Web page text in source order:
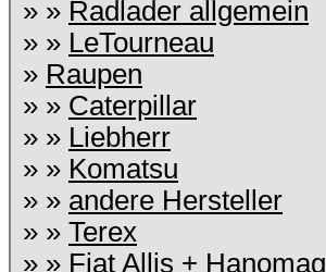
» » Radlader allgemein
» » LeTourneau
» Raupen
» » Caterpillar
» » Liebherr
» » Komatsu
» » andere Hersteller
» » Terex
» » Fiat Allis + Hanomag